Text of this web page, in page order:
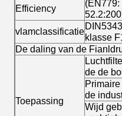
Efficiency
vlamclassificatie
klasse
De daling van de
Toepassing
de de
Primaire
de
Wijd